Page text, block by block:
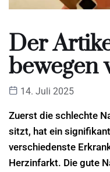
Der
bewegen
14. Juli 2025
Zuerst die schlechte
sitzt, hat ein
verschiedenste
Herzinfarkt. Die gute